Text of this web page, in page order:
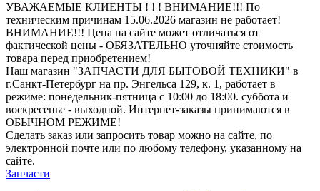
УВАЖАЕМЫЕ КЛИЕНТЫ ! ! ! ВНИМАНИЕ!!! По
техническим причинам 15.06.2026 магазин не работает!
ВНИМАНИЕ!!! Цена на сайте может отличаться от
фактической цены - ОБЯЗАТЕЛЬНО уточняйте стоимость
товара перед приобретением!
Наш магазин "ЗАПЧАСТИ ДЛЯ БЫТОВОЙ ТЕХНИКИ" в
г.Санкт-Петербург на пр. Энгельса 129, к. 1, работает в
режиме: понедельник-пятница с 10:00 до 18:00. суббота и
воскресенье - выходной. Интернет-заказы принимаются в
ОБЫЧНОМ РЕЖИМЕ!
Сделать заказ или запросить товар можно на сайте, по
электронной почте или по любому телефону, указанному на
сайте.
Запчасти